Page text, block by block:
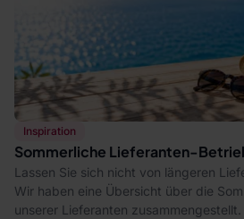
Inspiration
Sommerliche Lieferanten-
Lassen Sie sich nicht von längeren
Wir haben eine Übersicht über die
unserer Lieferanten